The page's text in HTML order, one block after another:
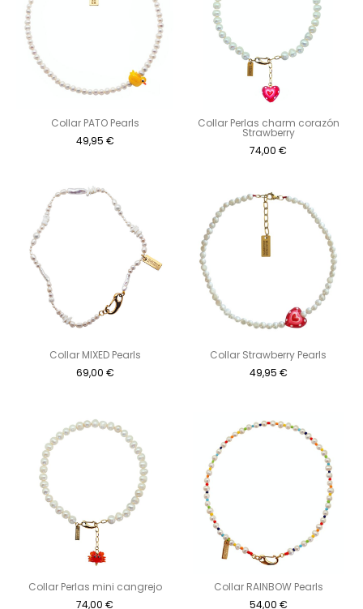
Collar PATO Pearls
49,95 €
Collar Perlas charm corazón
Strawberry
74,00 €
Collar MIXED Pearls
69,00 €
Collar Strawberry Pearls
49,95 €
Collar Perlas mini cangrejo
74,00 €
Collar RAINBOW Pearls
54,00 €